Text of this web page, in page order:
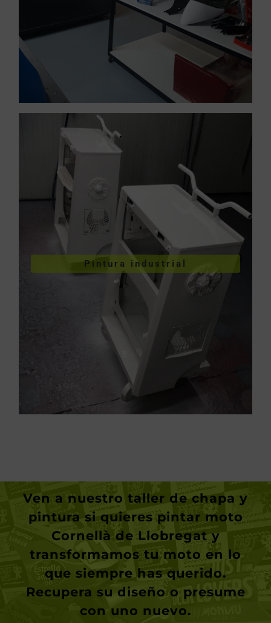
Pintura industrial
Pintura de piezas
industriales
VER PINTURA INDUSTRIAL
Ven a nuestro taller de chapa y
pintura si quieres pintar moto
Cornellà de Llobregat y
transformamos tu moto en lo
que siempre has querido.
Recupera su diseño o presume
con uno nuevo.